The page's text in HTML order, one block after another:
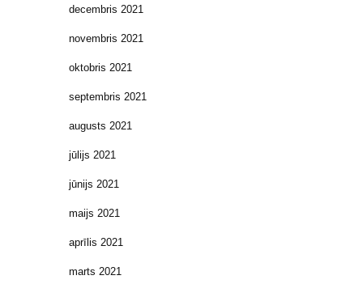
decembris 2021
novembris 2021
oktobris 2021
septembris 2021
augusts 2021
jūlijs 2021
jūnijs 2021
maijs 2021
aprīlis 2021
marts 2021